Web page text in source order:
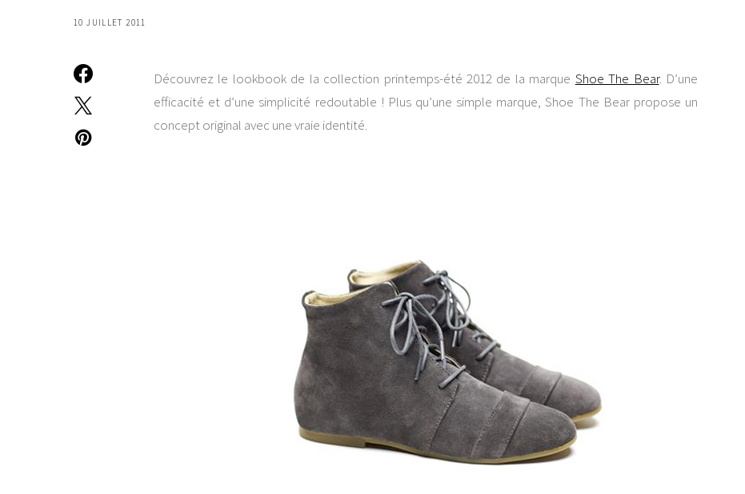
10 JUILLET 2011
Découvrez le lookbook de la collection printemps-été 2012 de la marque Shoe The Bear. D’une
efficacité et d’une simplicité redoutable ! Plus qu’une simple marque, Shoe The Bear propose un
concept original avec une vraie identité.